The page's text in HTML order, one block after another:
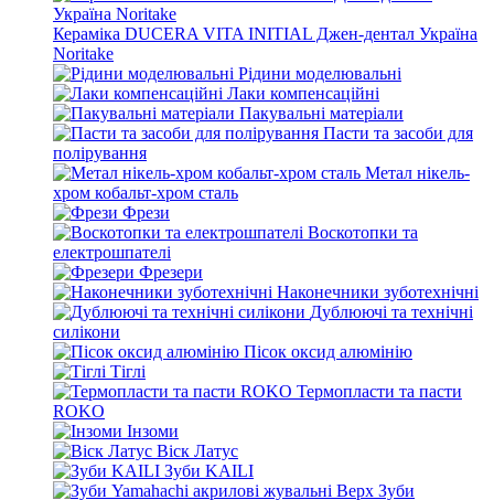
Кераміка DUCERA VITA INITIAL Джен-дентал Україна
Noritake
Рідини моделювальні
Лаки компенсаційні
Пакувальні матеріали
Пасти та засоби для
полірування
Метал нікель-
хром кобальт-хром сталь
Фрези
Воскотопки та
електрошпателі
Фрезери
Наконечники зуботехнічні
Дублюючі та технічні
силікони
Пісок оксид алюмінію
Тіглі
Термопласти та пасти
ROKO
Інзоми
Віск Латус
Зуби KAILI
Зуби